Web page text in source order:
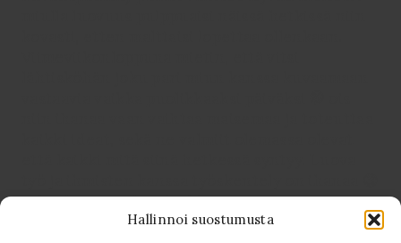
Hallinnoi suostumusta